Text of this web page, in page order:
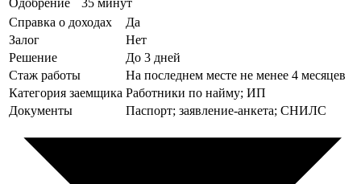
Справка о доходах
Да
Залог
Нет
Решение
До 3 дней
Стаж работы
На последнем месте не менее 4 месяцев
Категория заемщика Работники по найму; ИП
Документы
Паспорт; заявление-анкета; СНИЛС